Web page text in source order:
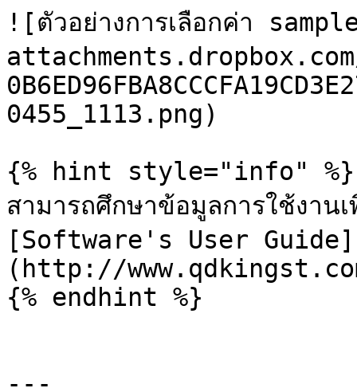
![ตัวอย่างการเลือกค่า
attachments.dropbox.com/
0455_1113.png)
{% hint style="info" %}
สามารถศึกษาข้อมูลการใช้งา
[Software's User Guide]
(http://
{% endhint %}